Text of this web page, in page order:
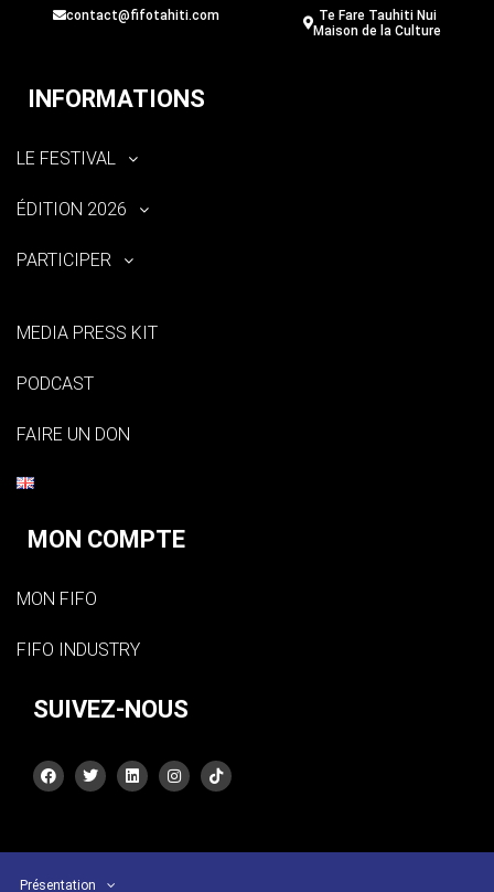
contact@fifotahiti.com
Te Fare Tauhiti Nui
Maison de la Culture
INFORMATIONS
LE FESTIVAL
ÉDITION 2026
PARTICIPER
MEDIA PRESS KIT
PODCAST
FAIRE UN DON
MON COMPTE
MON FIFO
FIFO INDUSTRY
SUIVEZ-NOUS
Présentation